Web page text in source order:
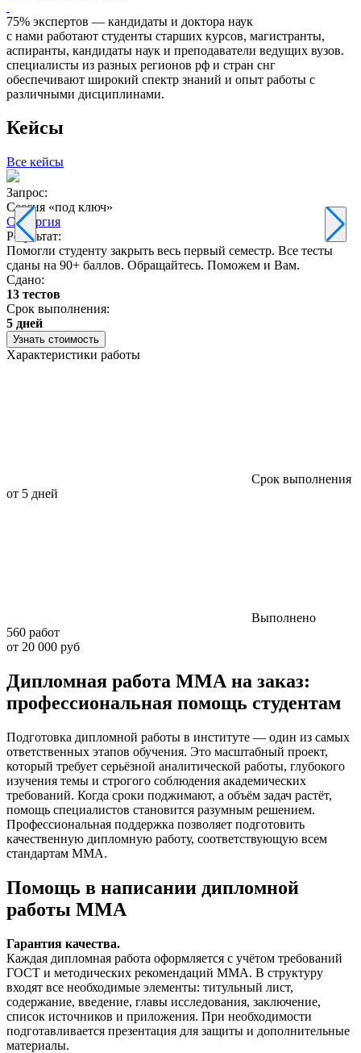
75% экспертов — кандидаты и доктора наук
с нами работают студенты старших курсов, магистранты,
аспиранты, кандидаты наук и преподаватели ведущих вузов.
специалисты из разных регионов рф и стран снг
обеспечивают широкий спектр знаний и опыт работы с
различными дисциплинами.
Кейсы
Все кейсы
Запрос:
Сессия «под ключ»
Синергия
Результат:
Помогли студенту закрыть весь первый семестр. Все тесты
сданы на 90+ баллов. Обращайтесь. Поможем и Вам.
Сдано:
13 тестов
Срок выполнения:
5 дней
Узнать стоимость
Характеристики работы
Срок выполнения
от 5 дней
Выполнено
560 работ
от 20 000 руб
Дипломная работа ММА на заказ:
профессиональная помощь студентам
Подготовка дипломной работы в институте — один из самых
ответственных этапов обучения. Это масштабный проект,
который требует серьёзной аналитической работы, глубокого
изучения темы и строгого соблюдения академических
требований. Когда сроки поджимают, а объём задач растёт,
помощь специалистов становится разумным решением.
Профессиональная поддержка позволяет подготовить
качественную дипломную работу, соответствующую всем
стандартам ММА.
Помощь в написании дипломной
работы ММА
Гарантия качества.
Каждая дипломная работа оформляется с учётом требований
ГОСТ и методических рекомендаций ММА. В структуру
входят все необходимые элементы: титульный лист,
содержание, введение, главы исследования, заключение,
список источников и приложения. При необходимости
подготавливается презентация для защиты и дополнительные
материалы.